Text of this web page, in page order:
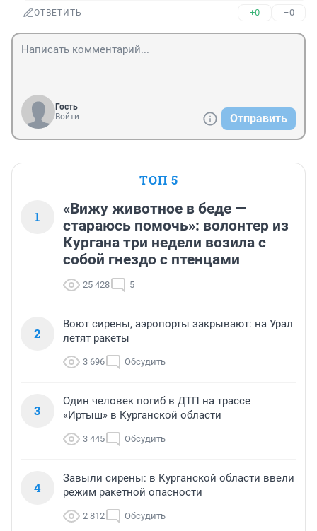
ОТВЕТИТЬ +0 –0
Гость
Войти
Отправить
ТОП 5
1
«Вижу животное в беде —
стараюсь помочь»: волонтер из
Кургана три недели возила с
собой гнездо с птенцами
25 428 5
2
Воют сирены, аэропорты закрывают: на Урал
летят ракеты
3 696 Обсудить
3
Один человек погиб в ДТП на трассе
«Иртыш» в Курганской области
3 445 Обсудить
4
Завыли сирены: в Курганской области ввели
режим ракетной опасности
2 812 Обсудить